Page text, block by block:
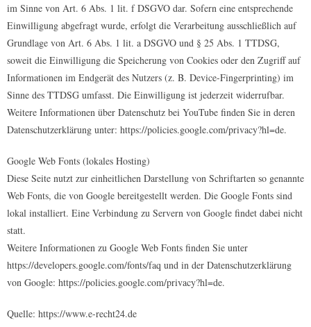
im Sinne von Art. 6 Abs. 1 lit. f DSGVO dar. Sofern eine entsprechende
Einwilligung abgefragt wurde, erfolgt die Verarbeitung ausschließlich auf
Grundlage von Art. 6 Abs. 1 lit. a DSGVO und § 25 Abs. 1 TTDSG,
soweit die Einwilligung die Speicherung von Cookies oder den Zugriff auf
Informationen im Endgerät des Nutzers (z. B. Device-Fingerprinting) im
Sinne des TTDSG umfasst. Die Einwilligung ist jederzeit widerrufbar.
Weitere Informationen über Datenschutz bei YouTube finden Sie in deren
Datenschutzerklärung unter: https://policies.google.com/privacy?hl=de.
Google Web Fonts (lokales Hosting)
Diese Seite nutzt zur einheitlichen Darstellung von Schriftarten so genannte
Web Fonts, die von Google bereitgestellt werden. Die Google Fonts sind
lokal installiert. Eine Verbindung zu Servern von Google findet dabei nicht
statt.
Weitere Informationen zu Google Web Fonts finden Sie unter
https://developers.google.com/fonts/faq und in der Datenschutzerklärung
von Google: https://policies.google.com/privacy?hl=de.
Quelle: https://www.e-recht24.de